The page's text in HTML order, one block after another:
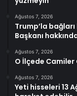
Ağustos 7, 2026
Trump’la bağları
Başkanı
Ağustos 7, 2026
O İlçede
Ağustos 7, 2026
Yeti hisseleri 13